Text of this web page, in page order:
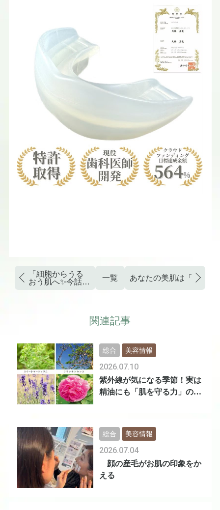
「細胞からうる
おう肌へ✨今話題
の“ポリアミン
一覧 あなたの美肌は「腸」か
関連記事
紫外線が気になる季節！実は
精油にも「肌を守る力」の差
2026.07.10
総合 美容情報
顔の産毛がお肌の印象をか
える
2026.07.04
総合 美容情報